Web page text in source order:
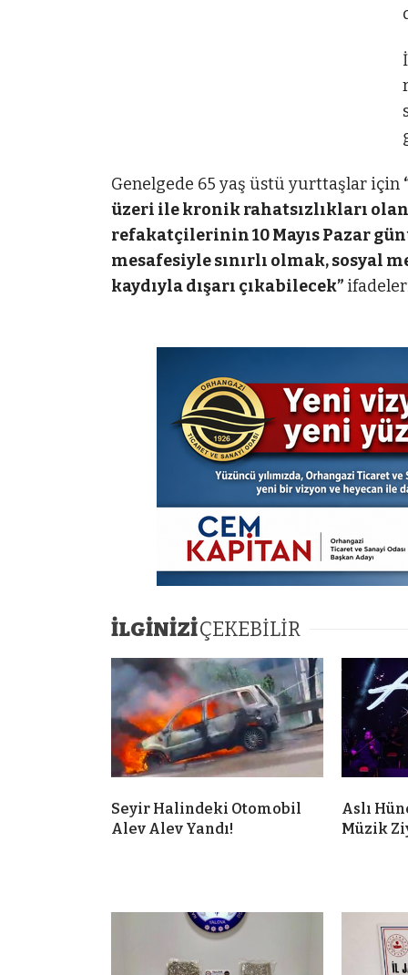
Genelgede 65 yaş üstü yurttaşlar için
üzeri ile kronik rahatsızlıkları
refakatçilerinin 10 Mayıs Pazar
mesafesiyle sınırlı olmak, sosyal
kaydıyla dışarı çıkabilecek”
İLGİNİZİÇEKEBİLİR
Seyir Halindeki Otomobil
Alev Alev Yandı!
Aslı
Müzik